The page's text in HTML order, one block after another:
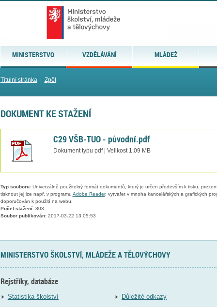
MINISTERSTVO VZDĚLÁVÁNÍ MLÁDEŽ
Titulní stránka| Zpět
DOKUMENT KE STAŽENÍ
C29 VŠB-TUO - původní.pdf
Dokument typu pdf | Velikost 1,09 MB
Typ souboru:Univerzálně použitelný formát dokumentů, který je určen především k tisku,
tisknout jej lze např. v programu Adobe Reader, vytvářet v mnoha kancelářských a grafických
doporučován k použití na webu.
Počet stažení:803
Soubor publikován:2017-03-22 13:05:53
MINISTERSTVO ŠKOLSTVÍ, MLÁDEŽE A TĚLOVÝCHOVY
Rejstříky, databáze
Statistika školství
Důležité odkazy